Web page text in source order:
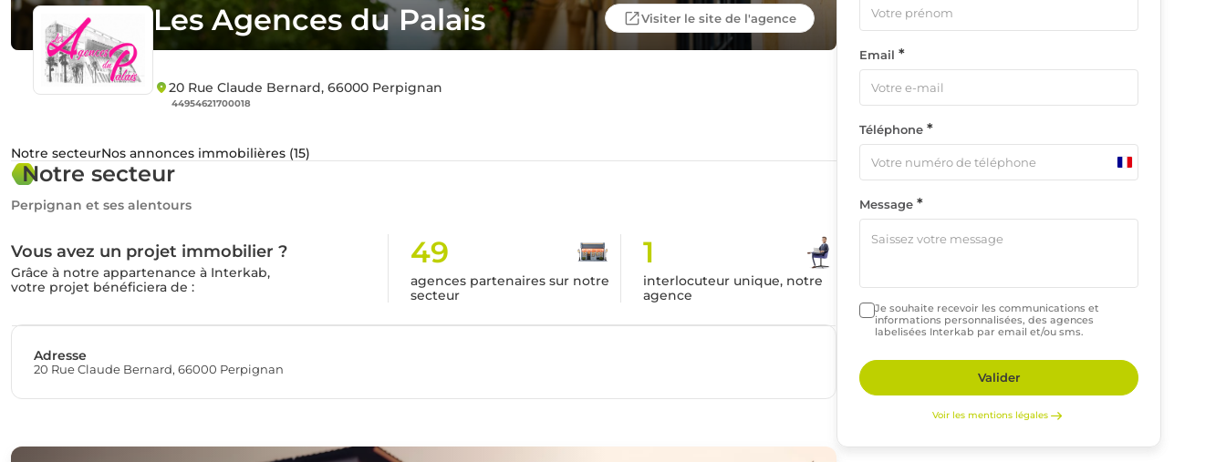
Les Agences du Palais
20 Rue Claude Bernard, 66000 Perpignan
44954621700018
Visiter le site de l'agence
Notre secteurNos annonces immobilières (15)
Notre secteur
Perpignan et ses alentours
Vous avez un projet immobilier ?
Grâce à notre appartenance à Interkab,
votre projet bénéficiera de :
49
agences partenaires sur notre
secteur
1
interlocuteur unique, notre
agence
Adresse
20 Rue Claude Bernard, 66000 Perpignan
Email *
Téléphone *
France
+33
Message *
Je souhaite recevoir les communications et
informations personnalisées, des agences
labelisées Interkab par email et/ou sms.
Valider
Voir les mentions légales